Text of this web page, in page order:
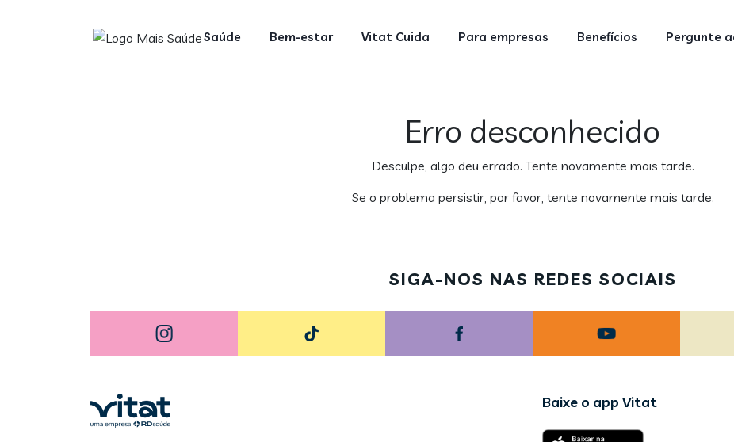
Saúde Bem-estar Vitat Cuida Para empresas Benefícios Pergunte
Erro desconhecido
Desculpe, algo deu errado. Tente novamente mais tarde.
Se o problema persistir, por favor, tente novamente mais tarde.
SIGA-NOS NAS REDES SOCIAIS
Baixe o app Vitat